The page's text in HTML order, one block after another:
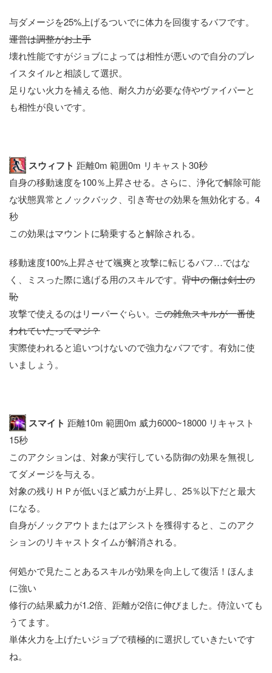
与ダメージを25%上げるついでに体力を回復するバフです。
運営は調整がお上手
壊れ性能ですがジョブによっては相性が悪いので自分のプレ
イスタイルと相談して選択。
足りない火力を補える他、耐久力が必要な侍やヴァイパーと
も相性が良いです。
スウィフト 距離0m 範囲0m リキャスト30秒
自身の移動速度を100％上昇させる。さらに、浄化で解除可能
な状態異常とノックバック、引き寄せの効果を無効化する。4
秒
この効果はマウントに騎乗すると解除される。
移動速度100%上昇させて颯爽と攻撃に転じるバフ…ではな
く、ミスった際に逃げる用のスキルです。 背中の傷は剣士の
恥
攻撃で使えるのはリーパーぐらい。 この雑魚スキルが一番使
われていたってマジ？
実際使われると追いつけないので強力なバフです。有効に使
いましょう。
スマイト 距離10m 範囲0m 威力6000~18000 リキャスト
15秒
このアクションは、対象が実行している防御の効果を無視し
てダメージを与える。
対象の残りＨＰが低いほど威力が上昇し、25％以下だと最大
になる。
自身がノックアウトまたはアシストを獲得すると、このアク
ションのリキャストタイムが解消される。
何処かで見たことあるスキルが効果を向上して復活！ほんま
に強い
修行の結果威力が1.2倍、距離が2倍に伸びました。侍泣いても
うてます。
単体火力を上げたいジョブで積極的に選択していきたいです
ね。